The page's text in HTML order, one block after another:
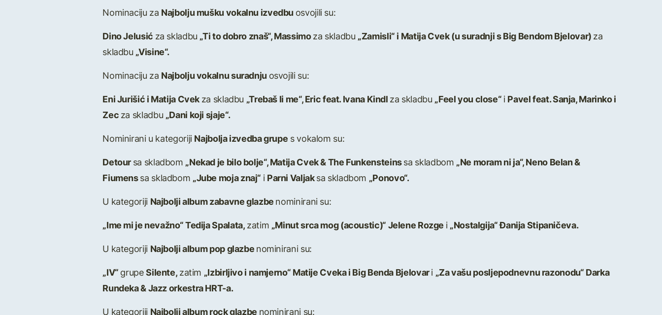
Nominaciju za Najbolju mušku vokalnu izvedbuosvojili su:
Dino Jelusić za skladbu „Ti to dobro znaš“, Massimoza skladbu „Zamisli“ i Matija Cvek (u suradnji s Big Bendom Bjelovar)za
skladbu „Visine“.
Nominaciju za Najbolju vokalnu suradnjuosvojili su:
Eni Jurišić i Matija Cvekza skladbu „Trebaš li me“, Eric feat. Ivana Kindlza skladbu „Feel you close“iPavel feat. Sanja, Marinko i
Zecza skladbu „Dani koji sjaje“.
Nominirani u kategorijiNajbolja izvedba grupe s vokalom su:
Detoursa skladbom „Nekad je bilo bolje“, Matija Cvek & The Funkensteinssa skladbom „Ne moram ni ja“, Neno Belan &
Fiumenssa skladbom „Jube moja znaj“ iParni Valjaksa skladbom „Ponovo“.
U kategoriji Najbolji album zabavne glazbenominirani su:
„Ime mi je nevažno“ Tedija Spalata,zatim „Minut srca mog (acoustic)“ Jelene Rozge i„Nostalgija“ Đanija Stipaničeva.
U kategoriji Najbolji album pop glazbenominirani su:
„IV“grupeSilente,zatim „Izbirljivo i namjerno“ Matije Cveka i Big Benda Bjelovari „Za vašu posljepodnevnu razonodu“ Darka
Rundeka & Jazz orkestra HRT-a.
U kategoriji Najbolji album rock glazbe nominirani su: